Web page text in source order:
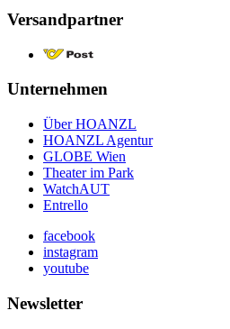
Versandpartner
Unternehmen
Über HOANZL
HOANZL Agentur
GLOBE Wien
Theater im Park
WatchAUT
Entrello
facebook
instagram
youtube
Newsletter